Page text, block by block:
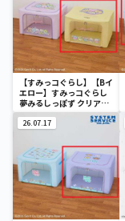
【すみっコぐらし】【Bイ
エロー】すみっコぐらし
夢みるしっぽず クリア窓
付き収納ボックス
26.07.17